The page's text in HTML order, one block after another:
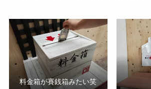
料金箱が賽銭箱みたい笑